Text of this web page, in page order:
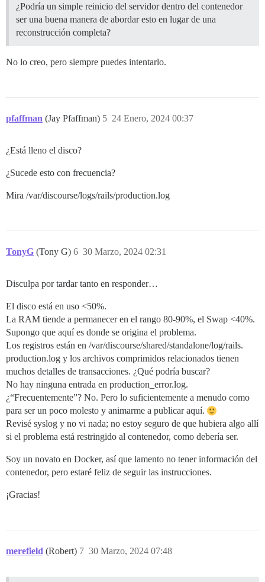
¿Podría un simple reinicio del servidor dentro del contenedor
ser una buena manera de abordar esto en lugar de una
reconstrucción completa?
No lo creo, pero siempre puedes intentarlo.
pfaffman (Jay Pfaffman) 24 Enero, 2024 00:37
5
¿Está lleno el disco?
¿Sucede esto con frecuencia?
Mira /var/discourse/logs/rails/production.log
TonyG (Tony G) 30 Marzo, 2024 02:31
6
Disculpa por tardar tanto en responder…
El disco está en uso <50%.
La RAM tiende a permanecer en el rango 80-90%, el Swap <40%.
Supongo que aquí es donde se origina el problema.
Los registros están en /var/discourse/shared/standalone/log/rails.
production.log y los archivos comprimidos relacionados tienen
muchos detalles de transacciones. ¿Qué podría buscar?
No hay ninguna entrada en production_error.log.
¿“Frecuentemente”? No. Pero lo suficientemente a menudo como
para ser un poco molesto y animarme a publicar aquí.
Revisé syslog y no vi nada; no estoy seguro de que hubiera algo allí
si el problema está restringido al contenedor, como debería ser.
Soy un novato en Docker, así que lamento no tener información del
contenedor, pero estaré feliz de seguir las instrucciones.
¡Gracias!
merefield (Robert) 30 Marzo, 2024 07:48
7